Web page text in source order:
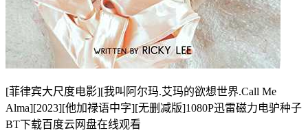
[菲律宾大尺度电影][我叫阿尔玛.艾玛的欲想世界.Call Me
Alma][2023][他加禄语中字][无删减版]1080P迅雷磁力电驴种子
BT下载百度云网盘在线观看